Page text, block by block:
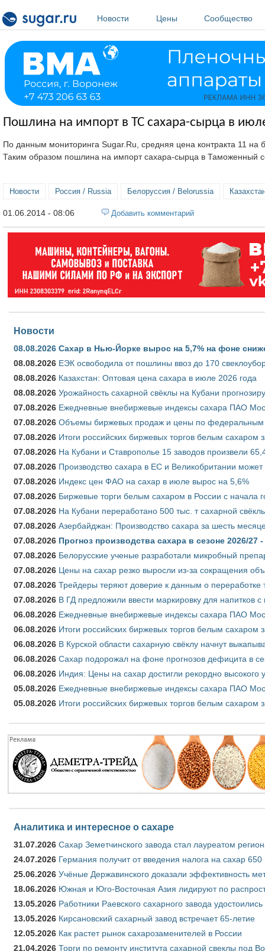
Новости
Цены Сообщество
Пошлина на импорт в ТС сахара-сырца в
По данным мониторинга Sugar.Ru, средняя цена контракта 11
Таким образом пошлина на импорт сахара-сырца в Таможенный
Новости Россия / Russia Белоруссия / Belorussia
01.06.2014 - 08:06 Добавить комментарий
Новости
08.08.2026 Сахар в Нью-Йорке вырос на 5,7% на фоне
08.08.2026 ЕЭК освободила от пошлины ввоз до 170
08.08.2026 Казахстан: Оптовая цена сахара в июле 2026 года
08.08.2026 Урожайность сахарной свёклы на Кубани
07.08.2026 Ежедневные внебиржевые индексы сахара ПАО
07.08.2026 Объемы биржевых продаж и цены по федеральным
07.08.2026 Итоги российских биржевых торгов белым сахаром
07.08.2026 На Кубани и Ставрополье 15 заводов произвели
07.08.2026 Производство сахара в ЕС и Великобритании
07.08.2026 Индекс цен ФАО на сахар в июле вырос на 5,6%
07.08.2026 Биржевые торги белым сахаром в России с начала
07.08.2026 На Кубани переработано 500 тыс. т сахарной
07.08.2026 Азербайджан: Производство сахара за шесть
07.08.2026 Прогноз производства сахара в сезоне 2026/
07.08.2026 Белорусские ученые разработали микробный
07.08.2026 Цены на сахар резко выросли из-за сокращения
07.08.2026 Трейдеры теряют доверие к данным о переработке
07.08.2026 В ГД предложили ввести маркировку для напитков
06.08.2026 Ежедневные внебиржевые индексы сахара ПАО
06.08.2026 Итоги российских биржевых торгов белым сахаром
06.08.2026 В Курской области сахарную свёклу начнут
06.08.2026 Сахар подорожал на фоне прогнозов дефицита в
06.08.2026 Индия: Цены на сахар достигли рекордно высокого
05.08.2026 Ежедневные внебиржевые индексы сахара ПАО
05.08.2026 Итоги российских биржевых торгов белым сахаром
Аналитика и интересное о сахаре
31.07.2026 Сахар Земетчинского завода стал лауреатом
24.07.2026 Германия получит от введения налога на сахар
25.06.2026 Учёные Державинского доказали эффективность
18.06.2026 Южная и Юго-Восточная Азия лидируют по
13.05.2026 Работники Раевского сахарного завода удостоились
13.05.2026 Кирсановский сахарный завод встречает 65-летие
12.05.2026 Как растет рынок сахарозаменителей в России
21.04.2026 Торги по ремонту института сахарной свеклы под